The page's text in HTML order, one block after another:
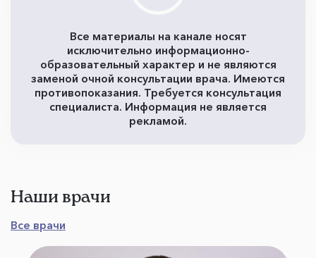
Все материалы на канале носят
исключительно информационно-
образовательный характер и не являются
заменой очной консультации врача. Имеются
противопоказания. Требуется консультация
специалиста. Информация не является
рекламой.
Наши врачи
Все врачи